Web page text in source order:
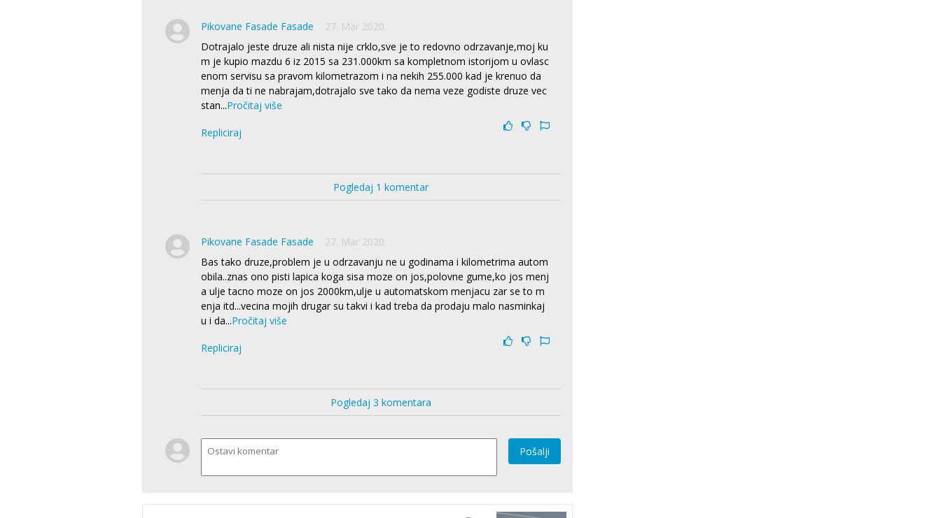
Pikovane Fasade Fasade
27. Mar 2020.
Dotrajalo jeste druze ali nista nije crklo,sve je to redovno odrzavanje,moj ku
m je kupio mazdu 6 iz 2015 sa 231.000km sa kompletnom istorijom u ovlasc
enom servisu sa pravom kilometrazom i na nekih 255.000 kad je krenuo da
menja da ti ne nabrajam,dotrajalo sve tako da nema veze godiste druze vec
stan...Pročitaj više
Repliciraj
Pogledaj 1 komentar
Pikovane Fasade Fasade
27. Mar 2020.
Bas tako druze,problem je u odrzavanju ne u godinama i kilometrima autom
obila..znas ono pisti lapica koga sisa moze on jos,polovne gume,ko jos menj
a ulje tacno moze on jos 2000km,ulje u automatskom menjacu zar se to m
enja itd...vecina mojih drugar su takvi i kad treba da prodaju malo nasminkaj
u i da...Pročitaj više
Repliciraj
Pogledaj 3 komentara
Pošalji